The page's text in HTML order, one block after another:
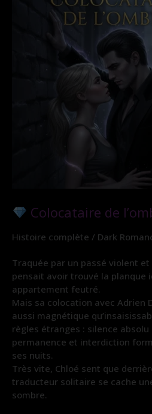
Colocataire de
Histoire complète / Dark
Traquée par un passé violent
pensait avoir trouvé la planque
appartement feutré.
Mais sa colocation avec Adrien
aussi magnétique
règles étranges : silence
permanence et interdiction
ses nuits.
Très vite, Chloé sent que
traducteur solitaire se cache
sombre.